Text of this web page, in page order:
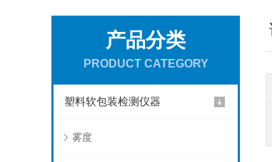
产品分类
PRODUCT CATEGORY
塑料软包装检测仪器
雾度